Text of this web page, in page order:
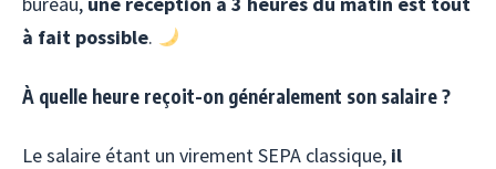
à fait possible.
À quelle heure reçoit-on généralement son salaire ?
Le salaire étant un virement SEPA classique, il